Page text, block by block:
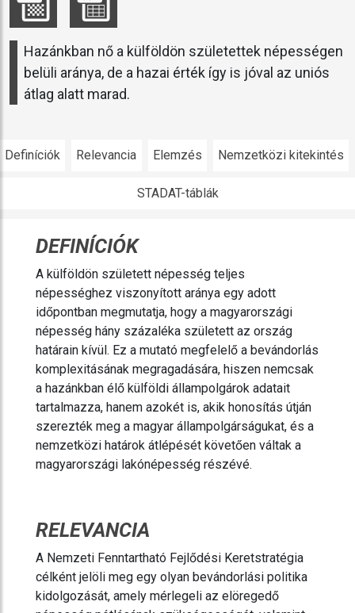
Hazánkban nő a külföldön születettek népességen
belüli aránya, de a hazai érték így is jóval az uniós
átlag alatt marad.
Definíciók Relevancia Elemzés Nemzetközi kitekintés
STADAT-táblák
DEFINÍCIÓK
A külföldön született népesség teljes
népességhez viszonyított aránya egy adott
időpontban megmutatja, hogy a magyarországi
népesség hány százaléka született az ország
határain kívül. Ez a mutató megfelelő a bevándorlás
komplexitásának megragadására, hiszen nemcsak
a hazánkban élő külföldi állampolgárok adatait
tartalmazza, hanem azokét is, akik honosítás útján
szerezték meg a magyar állampolgárságukat, és a
nemzetközi határok átlépését követően váltak a
magyarországi lakónépesség részévé.
RELEVANCIA
A Nemzeti Fenntartható Fejlődési Keretstratégia
célként jelöli meg egy olyan bevándorlási politika
kidolgozását, amely mérlegeli az elöregedő